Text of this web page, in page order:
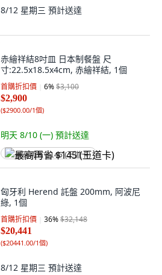
8/12 星期三 預計送達
赤繪祥結8吋皿 日本制餐盤 尺
寸:22.5x18.5x4cm, 赤繪祥結, 1個
首購折扣價 6%$3,100
$2,900
($2900.00/1個)
明天 8/10 (一) 預計送達
最高再省 $145 (王道卡)
匈牙利 Herend 託盤 200mm, 阿波尼
綠, 1個
首購折扣價 36%$32,148
$20,441
($20441.00/1個)
8/12 星期三 預計送達